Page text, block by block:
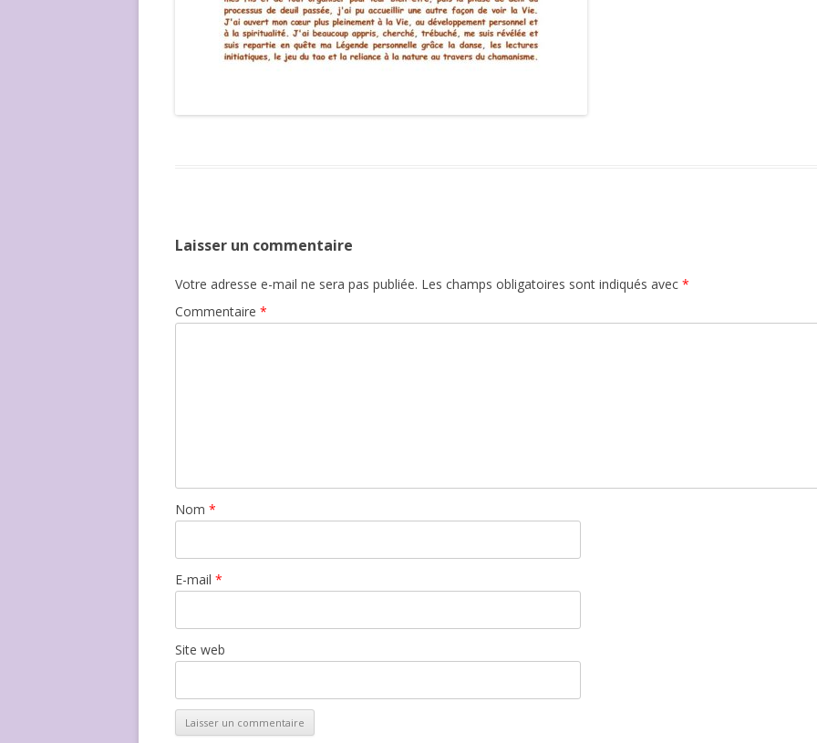
Laisser un commentaire
Votre adresse e-mail ne sera pas publiée. Les champs obligatoires sont indiqués avec *
Commentaire *
Nom *
E-mail *
Site web